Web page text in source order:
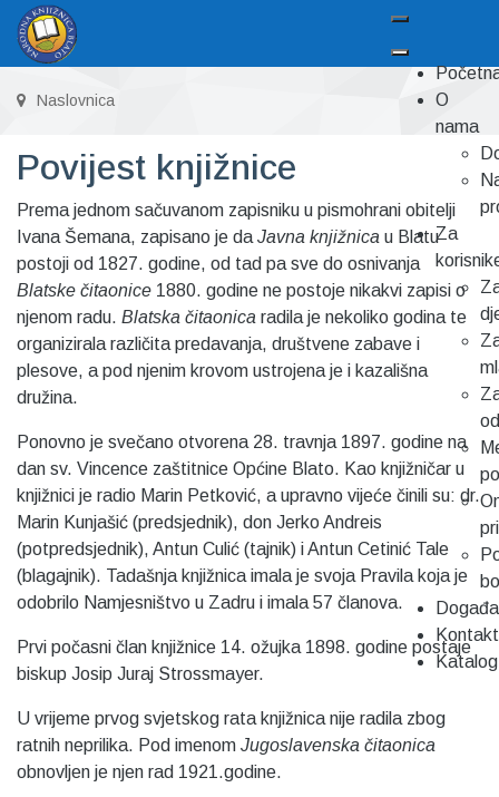
O
nama
Za
Kontakt
Katalog
Naslovnica
Povijest knjižnice
Prema jednom sačuvanom zapisniku u pismohrani obitelji
Ivana Šemana, zapisano je da Javna knjižnica u Blatu
postoji od 1827. godine, od tad pa sve do osnivanja
Blatske čitaonice 1880. godine ne postoje nikakvi zapisi o
njenom radu. Blatska čitaonica radila je nekoliko godina te
organizirala različita predavanja, društvene zabave i
plesove, a pod njenim krovom ustrojena je i kazališna
družina.
Ponovno je svečano otvorena 28. travnja 1897. godine na
dan sv. Vincence zaštitnice Općine Blato. Kao knjižničar u
knjižnici je radio Marin Petković, a upravno vijeće činili su: dr.
Marin Kunjašić (predsjednik), don Jerko Andreis
(potpredsjednik), Antun Culić (tajnik) i Antun Cetinić Tale
(blagajnik). Tadašnja knjižnica imala je svoja Pravila koja je
odobrilo Namjesništvo u Zadru i imala 57 članova.
Prvi počasni član knjižnice 14. ožujka 1898. godine postaje
biskup Josip Juraj Strossmayer.
U vrijeme prvog svjetskog rata knjižnica nije radila zbog
ratnih neprilika. Pod imenom Jugoslavenska čitaonica
obnovljen je njen rad 1921.godine.